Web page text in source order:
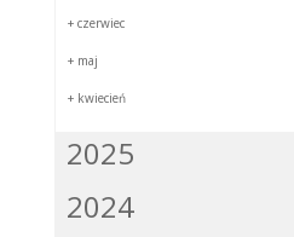
+ czerwiec
+ maj
+ kwiecień
2025
2024